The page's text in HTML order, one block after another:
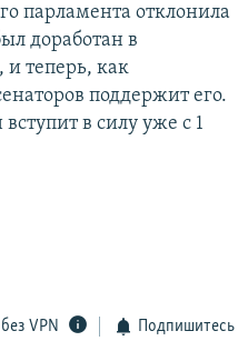
парламента отклонила
доработан в
и теперь, как
поддержит его.
в силу уже с 1
VPN Подпишитесь